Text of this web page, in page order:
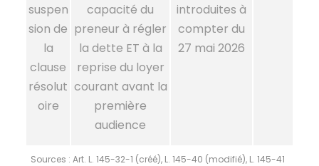
Sources : Art. L. 145-32-1 (créé), L. 145-40 (modifié), L. 145-41
suspen
sion de
la
clause
résolut
oire
capacité du
preneur à régler
la dette ET à la
reprise du loyer
courant avant la
première
audience
introduites à
compter du
27 mai 2026